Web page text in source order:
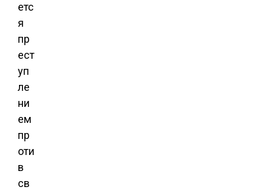
етс
я
пр
ест
уп
ле
ни
ем
пр
оти
в
св